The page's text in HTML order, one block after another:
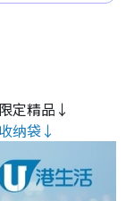
定精品↓
纳袋↓